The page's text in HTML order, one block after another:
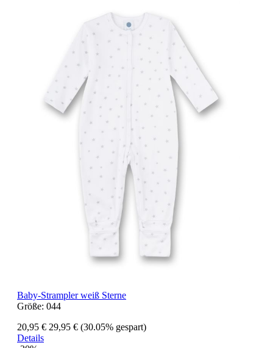
Baby-Strampler weiß Sterne
Größe: 044
20,95 € 29,95 € (30.05% gespart)
Details